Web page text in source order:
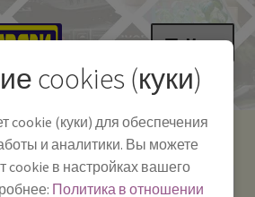
Меню
Телефон:+7-
cookies (куки)
cookie (куки) для обеспечения
и аналитики. Вы можете
cookie в настройках вашего
Политика в отношении